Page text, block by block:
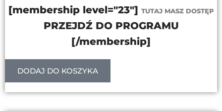
[membership level="23"] TUTAJ MASZ DOSTĘP
PRZEJDŹ DO PROGRAMU
[/membership]
DODAJ DO KOSZYKA